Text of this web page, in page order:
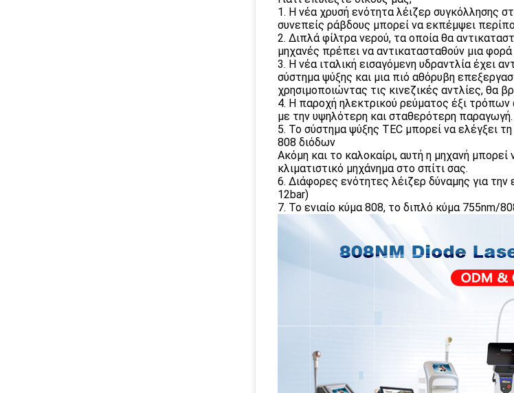
1. Η νέα χρυσή ενότητα λέιζερ συγκόλλησης
συνεπείς ράβδους μπορεί να εκπέμψει
2. Διπλά φίλτρα νερού, τα οποία θα
μηχανές πρέπει να αντικατασταθούν μια
3. Η νέα ιταλική εισαγόμενη υδραντλία έχει
σύστημα ψύξης και μια πιό αθόρυβη
χρησιμοποιώντας τις κινεζικές αντλίες, θα
4. Η παροχή ηλεκτρικού ρεύματος έξι
με την υψηλότερη και σταθερότερη παραγωγή.
5. Το σύστημα ψύξης TEC μπορεί να ελέγξει
808 διόδων
Ακόμη και το καλοκαίρι, αυτή η μηχανή
κλιματιστικό μηχάνημα στο σπίτι σας.
6. Διάφορες ενότητες λέιζερ δύναμης για
12bar)
7. Το ενιαίο κύμα 808, το διπλό κύμα 755nm/